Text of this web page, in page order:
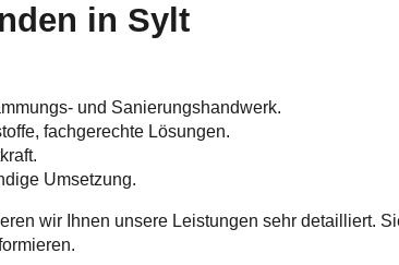
und Sanierungshandwerk.
Umsetzung.
wir Ihnen unsere Leistungen sehr detailliert. Sie